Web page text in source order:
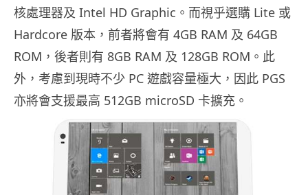
核處理器及 Intel HD Graphic。而視乎選購 Lite 或
Hardcore 版本，前者將會有 4GB RAM 及 64GB
ROM，後者則有 8GB RAM 及 128GB ROM。此
外，考慮到現時不少 PC 遊戲容量極大，因此 PGS
亦將會支援最高 512GB microSD 卡擴充。